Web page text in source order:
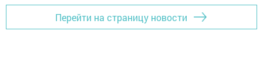
Перейти на страницу новости